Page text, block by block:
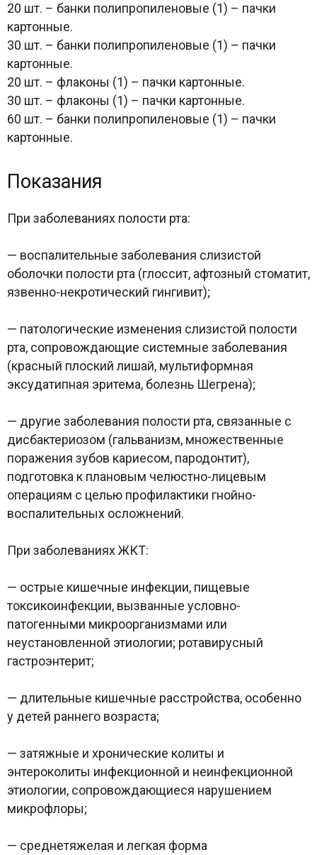
20 шт. – банки полипропиленовые (1) – пачки
картонные.
30 шт. – банки полипропиленовые (1) – пачки
картонные.
20 шт. – флаконы (1) – пачки картонные.
30 шт. – флаконы (1) – пачки картонные.
60 шт. – банки полипропиленовые (1) – пачки
картонные.
Показания
При заболеваниях полости рта:
— воспалительные заболевания слизистой
оболочки полости рта (глоссит, афтозный стоматит,
язвенно-некротический гингивит);
— патологические изменения слизистой полости
рта, сопровождающие системные заболевания
(красный плоский лишай, мультиформная
эксудатипная эритема, болезнь Шегрена);
— другие заболевания полости рта, связанные с
дисбактериозом (гальванизм, множественные
поражения зубов кариесом, пародонтит),
подготовка к плановым челюстно-лицевым
операциям с целью профилактики гнойно-
воспалительных осложнений.
При заболеваниях ЖКТ:
— острые кишечные инфекции, пищевые
токсикоинфекции, вызванные условно-
патогенными микроорганизмами или
неустановленной этиологии; ротавирусный
гастроэнтерит;
— длительные кишечные расстройства, особенно
у детей раннего возраста;
— затяжные и хронические колиты и
энтероколиты инфекционной и неинфекционной
этиологии, сопровождающиеся нарушением
микрофлоры;
— среднетяжелая и легкая форма